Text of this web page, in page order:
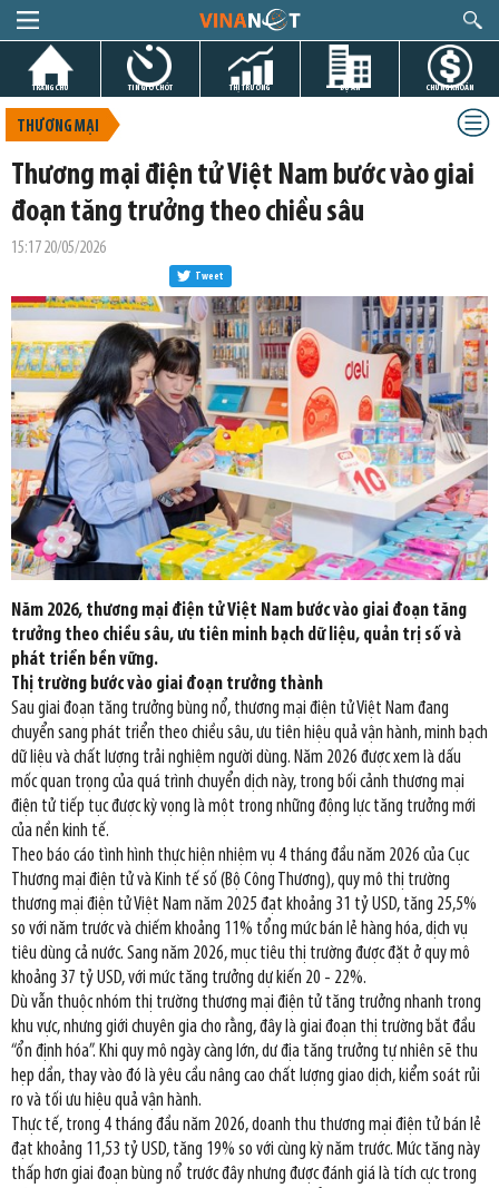
TRANG CHỦ TIN GIỜ CHÓT THỊ TRƯỜNG DỰ ÁN CHỨNG KHOÁN
THƯƠNG MẠI
Thương mại điện tử Việt Nam bước vào giai
đoạn tăng trưởng theo chiều sâu
15:17 20/05/2026
Tweet
Năm 2026, thương mại điện tử Việt Nam bước vào giai đoạn tăng
trưởng theo chiều sâu, ưu tiên minh bạch dữ liệu, quản trị số và
phát triển bền vững.
Thị trường bước vào giai đoạn trưởng thành
Sau giai đoạn tăng trưởng bùng nổ, thương mại điện tử Việt Nam đang
chuyển sang phát triển theo chiều sâu, ưu tiên hiệu quả vận hành, minh bạch
dữ liệu và chất lượng trải nghiệm người dùng. Năm 2026 được xem là dấu
mốc quan trọng của quá trình chuyển dịch này, trong bối cảnh thương mại
điện tử tiếp tục được kỳ vọng là một trong những động lực tăng trưởng mới
của nền kinh tế.
Theo báo cáo tình hình thực hiện nhiệm vụ 4 tháng đầu năm 2026 của Cục
Thương mại điện tử và Kinh tế số (Bộ Công Thương), quy mô thị trường
thương mại điện tử Việt Nam năm 2025 đạt khoảng 31 tỷ USD, tăng 25,5%
so với năm trước và chiếm khoảng 11% tổng mức bán lẻ hàng hóa, dịch vụ
tiêu dùng cả nước. Sang năm 2026, mục tiêu thị trường được đặt ở quy mô
khoảng 37 tỷ USD, với mức tăng trưởng dự kiến 20 - 22%.
Dù vẫn thuộc nhóm thị trường thương mại điện tử tăng trưởng nhanh trong
khu vực, nhưng giới chuyên gia cho rằng, đây là giai đoạn thị trường bắt đầu
“ổn định hóa”. Khi quy mô ngày càng lớn, dư địa tăng trưởng tự nhiên sẽ thu
hẹp dần, thay vào đó là yêu cầu nâng cao chất lượng giao dịch, kiểm soát rủi
ro và tối ưu hiệu quả vận hành.
Thực tế, trong 4 tháng đầu năm 2026, doanh thu thương mại điện tử bán lẻ
đạt khoảng 11,53 tỷ USD, tăng 19% so với cùng kỳ năm trước. Mức tăng này
thấp hơn giai đoạn bùng nổ trước đây nhưng được đánh giá là tích cực trong